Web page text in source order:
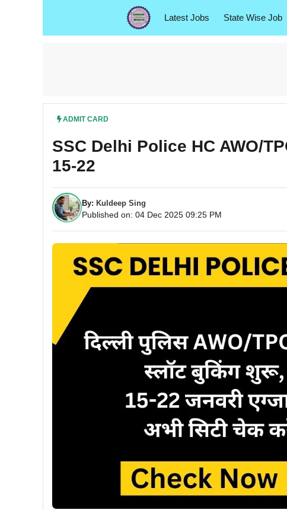
Latest Jobs State Wise Job
ADMIT CARD
SSC Delhi Police HC AWO/
15-22
By: Kuldeep Sing
Published on: 04 Dec 2025 09:25 PM